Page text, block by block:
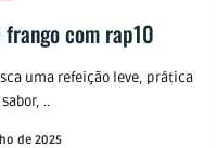
frango com rap10
uma refeição leve, prática
..
de 2025